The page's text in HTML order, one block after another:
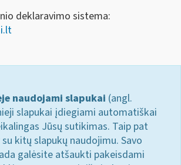
deklaravimo sistema:
naudojami slapukai (angl.
slapukai įdiegiami automatiškai
Jūsų sutikimas. Taip pat
kitų slapukų naudojimu. Savo
galėsite atšaukti pakeisdami